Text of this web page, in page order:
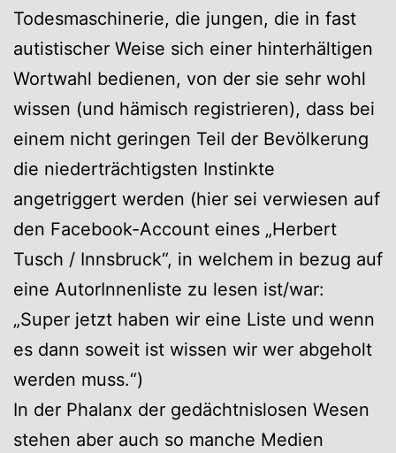
Todesmaschinerie, die jungen, die in fast
autistischer Weise sich einer hinterhältigen
Wortwahl bedienen, von der sie sehr wohl
wissen (und hämisch registrieren), dass bei
einem nicht geringen Teil der Bevölkerung
die niederträchtigsten Instinkte
angetriggert werden (hier sei verwiesen auf
den Facebook-Account eines „Herbert
Tusch / Innsbruck“, in welchem in bezug auf
eine AutorInnenliste zu lesen ist/war:
„Super jetzt haben wir eine Liste und wenn
es dann soweit ist wissen wir wer abgeholt
werden muss.“)
In der Phalanx der gedächtnislosen Wesen
stehen aber auch so manche Medien